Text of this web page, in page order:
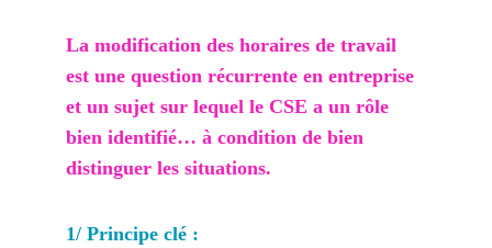
La modification des horaires de travail
est une question récurrente en entreprise
et un sujet sur lequel le CSE a un rôle
bien identifié… à condition de bien
distinguer les situations.
1/ Principe clé :